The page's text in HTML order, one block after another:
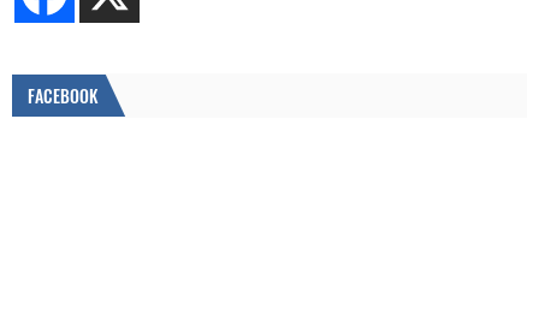
FACEBOOK